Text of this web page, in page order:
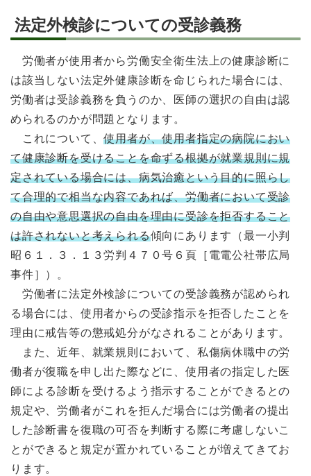
法定外検診についての受診義務
労働者が使用者から労働安全衛生法上の健康診断に
は該当しない法定外健康診断を命じられた場合には、
労働者は受診義務を負うのか、医師の選択の自由は認
められるのかが問題となります。
これについて、使用者が、使用者指定の病院におい
て健康診断を受けることを命ずる根拠が就業規則に規
定されている場合には、病気治癒という目的に照らし
て合理的で相当な内容であれば、労働者において受診
の自由や意思選択の自由を理由に受診を拒否すること
は許されないと考えられる傾向にあります（最一小判
昭６１．３．１３労判４７０号６頁［電電公社帯広局
事件］）。
労働者に法定外検診についての受診義務が認められ
る場合には、使用者からの受診指示を拒否したことを
理由に戒告等の懲戒処分がなされることがあります。
また、近年、就業規則において、私傷病休職中の労
働者が復職を申し出た際などに、使用者の指定した医
師による診断を受けるよう指示することができるとの
規定や、労働者がこれを拒んだ場合には労働者の提出
した診断書を復職の可否を判断する際に考慮しないこ
とができると規定が置かれていることが増えてきてお
ります。